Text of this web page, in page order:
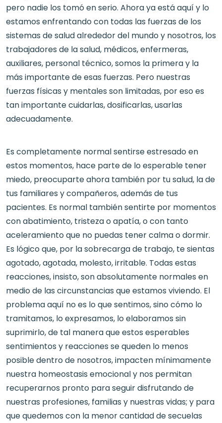
pero nadie los tomó en serio. Ahora ya está aquí y lo
estamos enfrentando con todas las fuerzas de los
sistemas de salud alrededor del mundo y nosotros, los
trabajadores de la salud, médicos, enfermeras,
auxiliares, personal técnico, somos la primera y la
más importante de esas fuerzas. Pero nuestras
fuerzas físicas y mentales son limitadas, por eso es
tan importante cuidarlas, dosificarlas, usarlas
adecuadamente.
Es completamente normal sentirse estresado en
estos momentos, hace parte de lo esperable tener
miedo, preocuparte ahora también por tu salud, la de
tus familiares y compañeros, además de tus
pacientes. Es normal también sentirte por momentos
con abatimiento, tristeza o apatía, o con tanto
aceleramiento que no puedas tener calma o dormir.
Es lógico que, por la sobrecarga de trabajo, te sientas
agotado, agotada, molesto, irritable. Todas estas
reacciones, insisto, son absolutamente normales en
medio de las circunstancias que estamos viviendo. El
problema aquí no es lo que sentimos, sino cómo lo
tramitamos, lo expresamos, lo elaboramos sin
suprimirlo, de tal manera que estos esperables
sentimientos y reacciones se queden lo menos
posible dentro de nosotros, impacten mínimamente
nuestra homeostasis emocional y nos permitan
recuperarnos pronto para seguir disfrutando de
nuestras profesiones, familias y nuestras vidas; y para
que quedemos con la menor cantidad de secuelas